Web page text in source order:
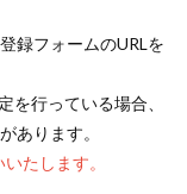
録フォームのURLを
行っている場合、
あります。
たします。